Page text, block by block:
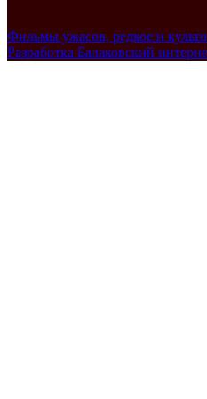
Фильмы ужасов, редкое и
Разработка Балаковский